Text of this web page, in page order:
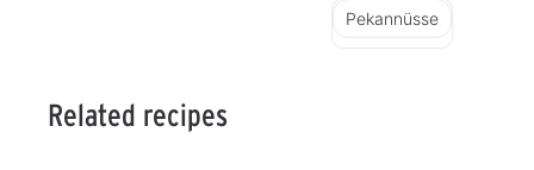
Pekannüsse
Related recipes